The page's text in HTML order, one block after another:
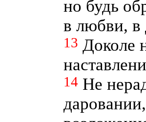
но будь
в любви, в
13 Доколе
14 Не